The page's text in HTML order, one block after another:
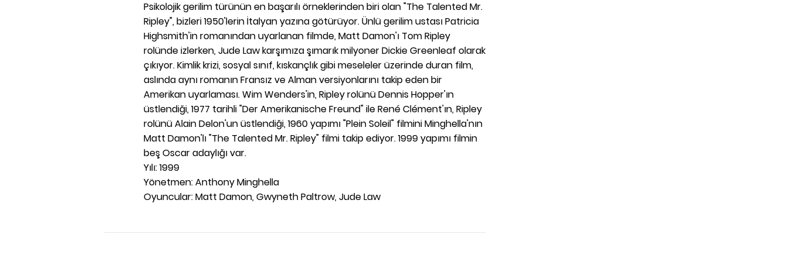
Psikolojik gerilim türünün en başarılı örneklerinden biri olan "The Talented Mr.
Ripley", bizleri 1950'lerin İtalyan yazına götürüyor. Ünlü gerilim ustası Patricia
Highsmith'in romanından uyarlanan filmde, Matt Damon'ı Tom Ripley
rolünde izlerken, Jude Law karşımıza şımarık milyoner Dickie Greenleaf olarak
çıkıyor. Kimlik krizi, sosyal sınıf, kıskançlık gibi meseleler üzerinde duran film,
aslında aynı romanın Fransız ve Alman versiyonlarını takip eden bir
Amerikan uyarlaması. Wim Wenders'in, Ripley rolünü Dennis Hopper'ın
üstlendiği, 1977 tarihli "Der Amerikanische Freund" ile René Clément'ın, Ripley
rolünü Alain Delon'un üstlendiği, 1960 yapımı "Plein Soleil" filmini Minghella'nın
Matt Damon'lı "The Talented Mr. Ripley" filmi takip ediyor. 1999 yapımı filmin
beş Oscar adaylığı var.
Yılı: 1999
Yönetmen: Anthony Minghella
Oyuncular: Matt Damon, Gwyneth Paltrow, Jude Law